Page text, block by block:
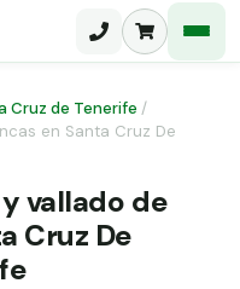
Cruz de Tenerife /
en Santa Cruz De
vallado de
Cruz De